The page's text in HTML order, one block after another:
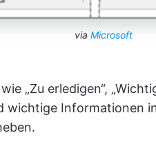
via Microsoft
„Zu erledigen“,
wichtige Informationen